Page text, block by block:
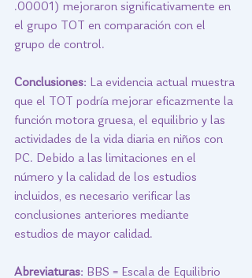
.00001) mejoraron significativamente en
el grupo TOT en comparación con el
grupo de control.
Conclusiones: La evidencia actual muestra
que el TOT podría mejorar eficazmente la
función motora gruesa, el equilibrio y las
actividades de la vida diaria en niños con
PC. Debido a las limitaciones en el
número y la calidad de los estudios
incluidos, es necesario verificar las
conclusiones anteriores mediante
estudios de mayor calidad.
Abreviaturas: BBS = Escala de Equilibrio